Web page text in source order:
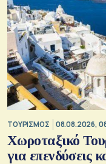
ΤΟΥΡΙΣΜΟΣ 08.08.2026,
Χωροταξικό
για επενδύσεις